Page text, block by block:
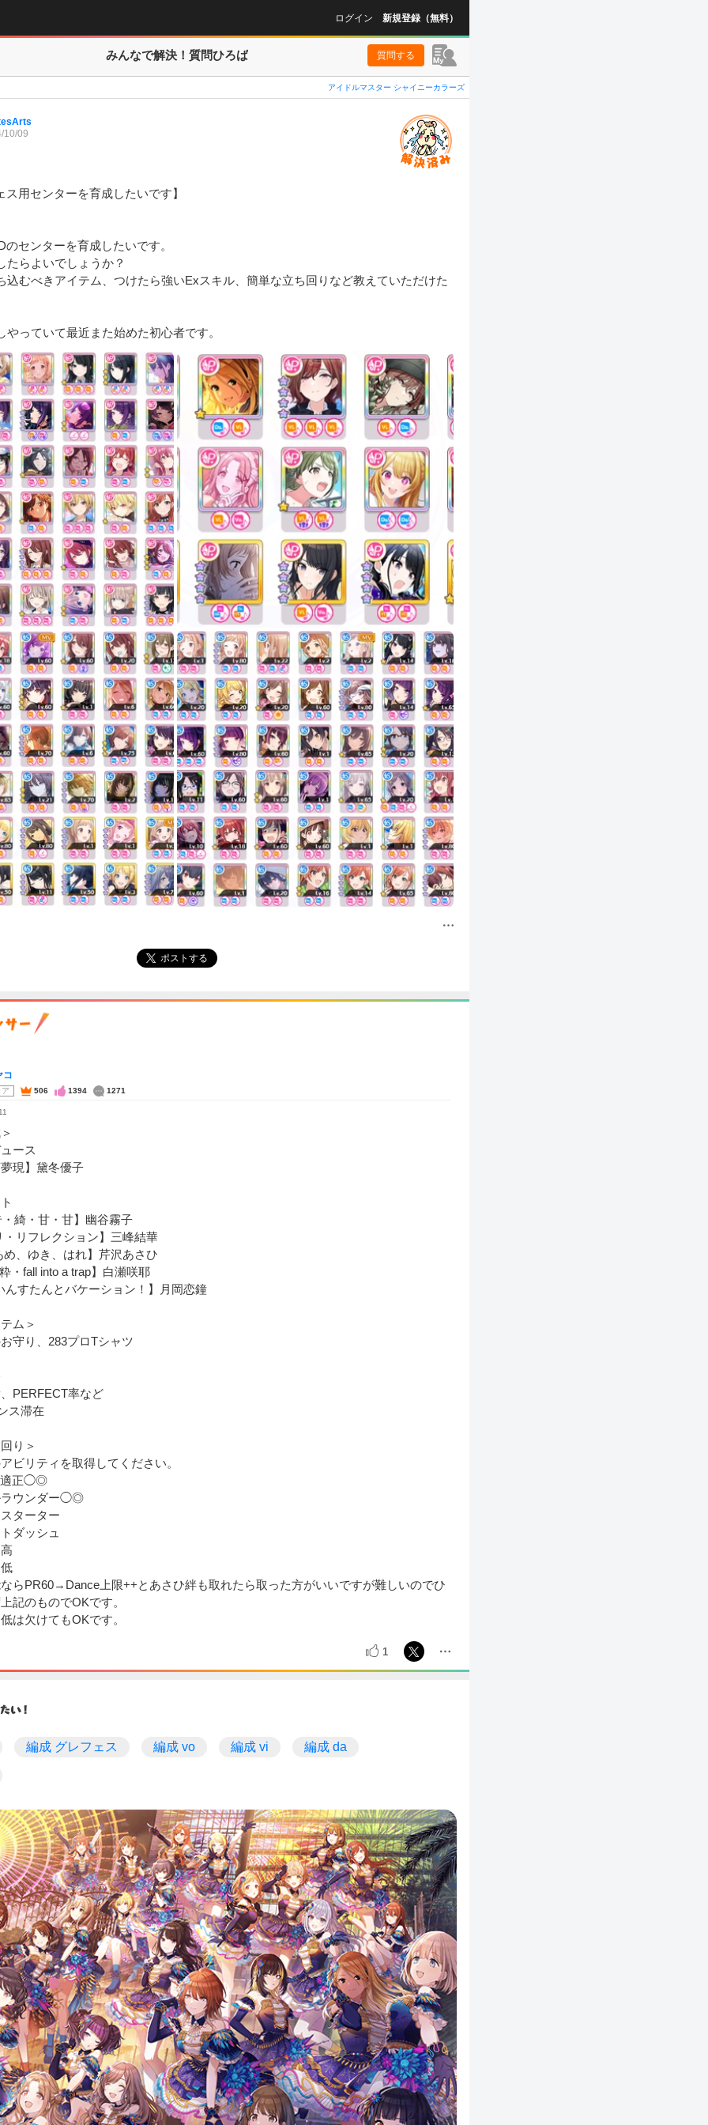
ログイン 新規登録（無料）
みんなで解決！ 質問ひろば 質問する
アイドルマスター シャイニーカラーズ
10/09
用センターを育成したいです】
センターを育成したいです。
たらよいでしょうか？
込むべきアイテム、つけたら強いExスキル、簡単な立ち回りなど教えていただけた
やっていて最近また始めた初心者です。
ポストする
コ
506 1394 1271
ース
現】黛冬優子
・綺・甘・甘】幽谷霧子
・リフレクション】三峰結華
め、ゆき、はれ】芹沢あさひ
・fall into a trap】白瀬咲耶
んすたんとバケーション！】月岡恋鐘
ム＞
守り、283プロTシャツ
PERFECT率など
ス滞在
り＞
ビリティを取得してください。
適正◯◎
ラウンダー◯◎
ターター
ダッシュ
らPR60→Dance上限++とあさひ絆も取れたら取った方がいいですが難しいのでひ
記のものでOKです。
は欠けてもOKです。
1
編成 グレフェス 編成 vo 編成 vi 編成 da